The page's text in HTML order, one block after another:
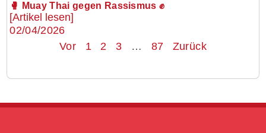
🥊 Muay Thai gegen Rassismus ✊
[Artikel lesen]
02/04/2026
Vor
1 2 3 … 87 Zurück